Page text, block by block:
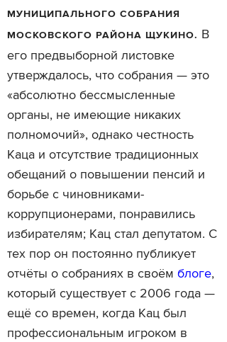
МУНИЦИПАЛЬНОГО СОБРАНИЯ
МОСКОВСКОГО РАЙОНА ЩУКИНО. В
его предвыборной листовке
утверждалось, что собрания — это
«абсолютно бессмысленные
органы, не имеющие никаких
полномочий», однако честность
Каца и отсутствие традиционных
обещаний о повышении пенсий и
борьбе с чиновниками-
коррупционерами, понравились
избирателям; Кац стал депутатом. С
тех пор он постоянно публикует
отчёты о собраниях в своём блоге,
который существует с 2006 года —
ещё со времен, когда Кац был
профессиональным игроком в